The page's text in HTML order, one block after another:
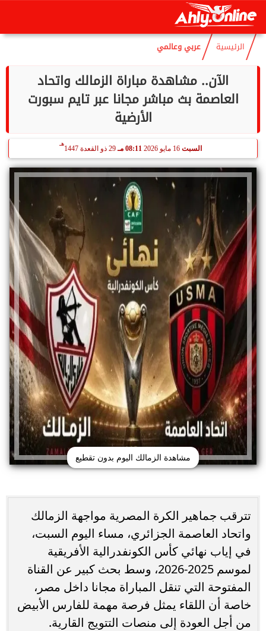
السبت
الرئيسية عربي وعالمي
الآن.. مشاهدة مباراة الزمالك واتحاد
العاصمة بث مباشر مجانا عبر تايم سبورت
الأرضية
السبت 08:11 مـ 29 ذو القعدة 1447
هـ
مشاهدة الزمالك اليوم بدون تقطيع
تترقب جماهير الكرة المصرية مواجهة الزمالك
واتحاد العاصمة الجزائري، مساء اليوم السبت،
في إياب نهائي كأس الكونفدرالية الأفريقية
لموسم 2025-2026، وسط بحث كبير عن القناة
المفتوحة التي تنقل المباراة مجانا داخل مصر،
خاصة أن اللقاء يمثل فرصة مهمة للفارس الأبيض
من أجل العودة إلى منصات التتويج القارية.